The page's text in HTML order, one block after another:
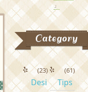
」
Category
Desi
(23)
Tips
(61)